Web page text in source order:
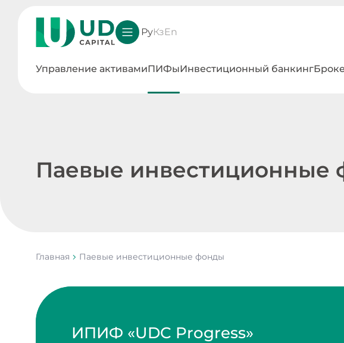
РуКзEn
Управление активамиПИФыИнвестиционный банкинг
Паевые инвестиционные
Главная Паевые инвестиционные фонды
ИПИФ «UDC Progress»